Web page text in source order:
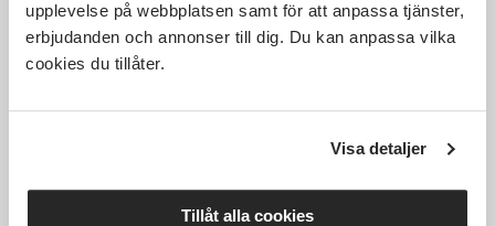
upplevelse på webbplatsen samt för att anpassa tjänster,
erbjudanden och annonser till dig. Du kan anpassa vilka
cookies du tillåter.
Visa detaljer
Tillåt alla cookies
delaktighet, positiv och hållbar utveckling för
människor, miljö och samhällen.
Det här gör vi Villkor och information